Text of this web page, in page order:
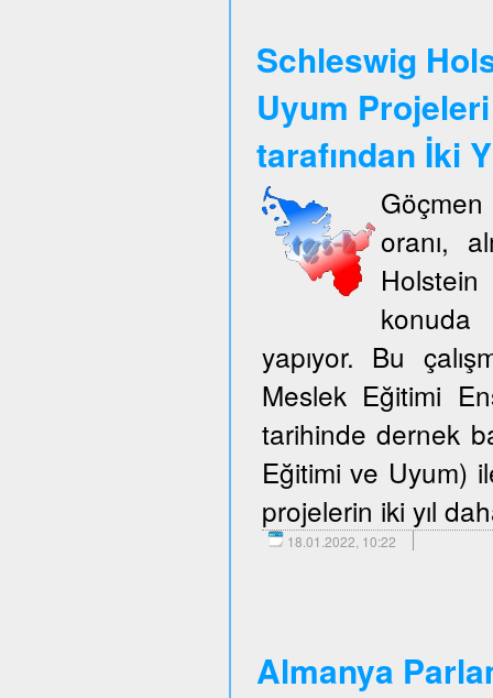
Schleswig
Uyum
tarafından İki
oranı,
konuda
yapıyor. Bu
Meslek Eğitimi
tarihinde dernek
Eğitimi ve Uyum)
projelerin iki yıl
18.01.2022, 10:22
Almanya